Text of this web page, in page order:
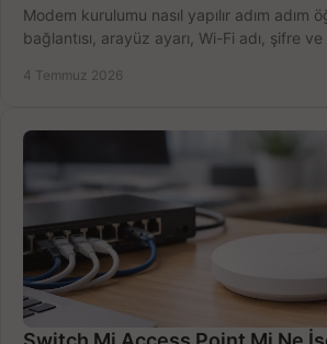
Modem kurulumu nasıl yapılır adım adım
bağlantısı, arayüz ayarı, Wi-Fi adı, şifre
4 Temmuz 2026